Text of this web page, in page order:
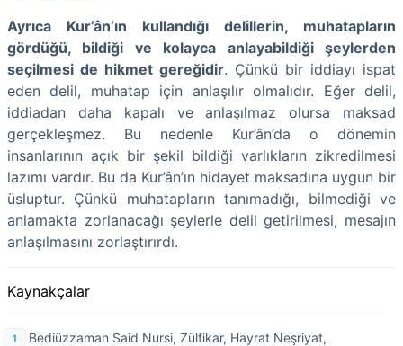
Ayrıca Kur’ân’ın kullandığı delillerin, muhatapların
gördüğü, bildiği ve kolayca anlayabildiği şeylerden
seçilmesi de hikmet gereğidir. Çünkü bir iddiayı ispat
eden delil, muhatap için anlaşılır olmalıdır. Eğer delil,
iddiadan daha kapalı ve anlaşılmaz olursa maksad
gerçekleşmez. Bu nedenle Kur’ân’da o dönemin
insanlarının açık bir şekil bildiği varlıkların zikredilmesi
lazımı vardır. Bu da Kur’ân’ın hidayet maksadına uygun bir
üsluptur. Çünkü muhatapların tanımadığı, bilmediği ve
anlamakta zorlanacağı şeylerle delil getirilmesi, mesajın
anlaşılmasını zorlaştırırdı.
Kaynakçalar
Bediüzzaman Said Nursi, Zülfikar, Hayrat Neşriyat,